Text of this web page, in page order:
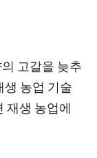
고갈을 늦추
농업 기술
재생 농업에